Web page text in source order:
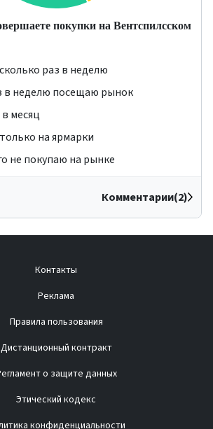
покупки на Вентспилсском
раз в неделю
в неделю посещаю рынок
месяц
на ярмарки
не покупаю на рынке
Комментарии(2)
Контакты
Реклама
Правила пользования
Дистанционный контракт
о защите данных
Этический кодекс
конфиденциальности